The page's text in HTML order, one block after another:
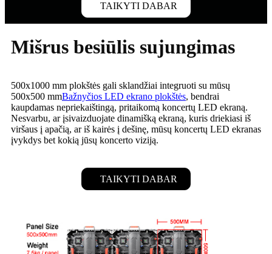
TAIKYTI DABAR
Mišrus besiūlis sujungimas
500x1000 mm plokštės gali sklandžiai integruoti su mūsų
500x500 mmBažnyčios LED ekrano plokštės, bendrai
kaupdamas nepriekaištingą, pritaikomą koncertų LED ekraną.
Nesvarbu, ar įsivaizduojate dinamišką ekraną, kuris driekiasi iš
viršaus į apačią, ar iš kairės į dešinę, mūsų koncertų LED ekranas
įvykdys bet kokią jūsų koncerto viziją.
TAIKYTI DABAR